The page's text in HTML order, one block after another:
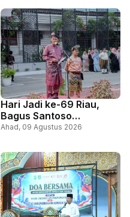
Hari Jadi ke-69 Riau,
Bagus Santoso
Tegaskan Komitmen
Jaga Pelayanan Publik
Ahad, 09 Agustus 2026